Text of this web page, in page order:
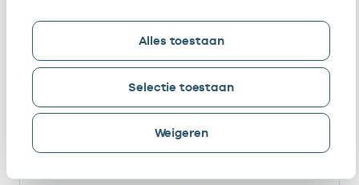
Alles toestaan
Selectie toestaan
Weigeren
Bij deze onderneming werken de volgende
bij
Ondernemingen
Deze onderneming heeft een relatie met de
volgende ondernemingen